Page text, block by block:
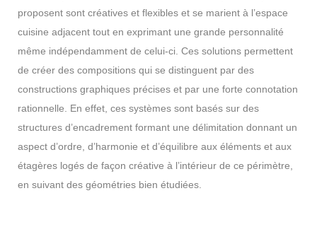
proposent sont créatives et flexibles et se marient à l’espace
cuisine adjacent tout en exprimant une grande personnalité
même indépendamment de celui-ci. Ces solutions permettent
de créer des compositions qui se distinguent par des
constructions graphiques précises et par une forte connotation
rationnelle. En effet, ces systèmes sont basés sur des
structures d’encadrement formant une délimitation donnant un
aspect d’ordre, d’harmonie et d’équilibre aux éléments et aux
étagères logés de façon créative à l’intérieur de ce périmètre,
en suivant des géométries bien étudiées.